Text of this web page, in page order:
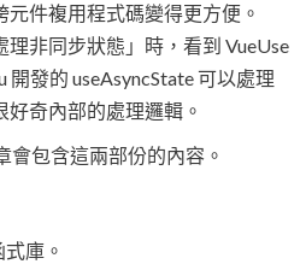
件複用程式碼變得更方便。
非同步狀態」時，看到 VueUse
開發的 useAsyncState 可以處理
奇內部的處理邏輯。
會包含這兩部份的內容。
庫。